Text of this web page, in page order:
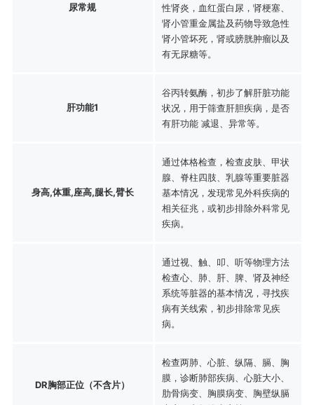
尿常规
性肾炎，血红蛋白尿，肾梗塞、
肾小管重金属盐及药物导致急性
肾小管坏死，肾或膀胱肿瘤以及
有无尿糖等。
肝功能1
谷丙转氨酶，初步了解肝脏功能
状况，用于筛查肝胆疾病，是否
有肝功能 减退、异常等。
身高,体重,座高,腿长,臂长
通过体格检查，检查皮肤、甲状
腺、脊柱四肢、乳腺等重要脏器
基本情况，发现常见外科疾病的
相关征兆，或初步排除外科常见
疾病。
通过视、触、叩、听等物理方法
检查心、肺、肝、脾、肾及神经
系统等脏器的基本情况，寻找疾
病有关线索，初步排除常见疾
病。
DR胸部正位（不含片）
检查两肺、心脏、纵隔、膈、胸
膜，诊断肺部疾病、心脏大小、
肋骨病变、胸膜病变、胸壁纵膈